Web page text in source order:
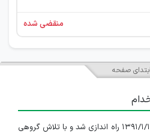
منقضی شده
ابتدای صفحه
سایت ایران استخدام در تاریخ ۱۳۹۱/۱/۱۰ راه اندازی شد و با تلاش گروهی